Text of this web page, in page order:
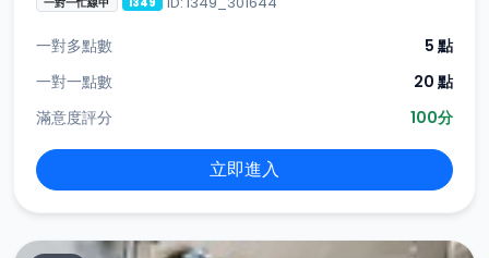
一對多點數
5 點
一對一點數
20 點
滿意度評分
100分
立即進入